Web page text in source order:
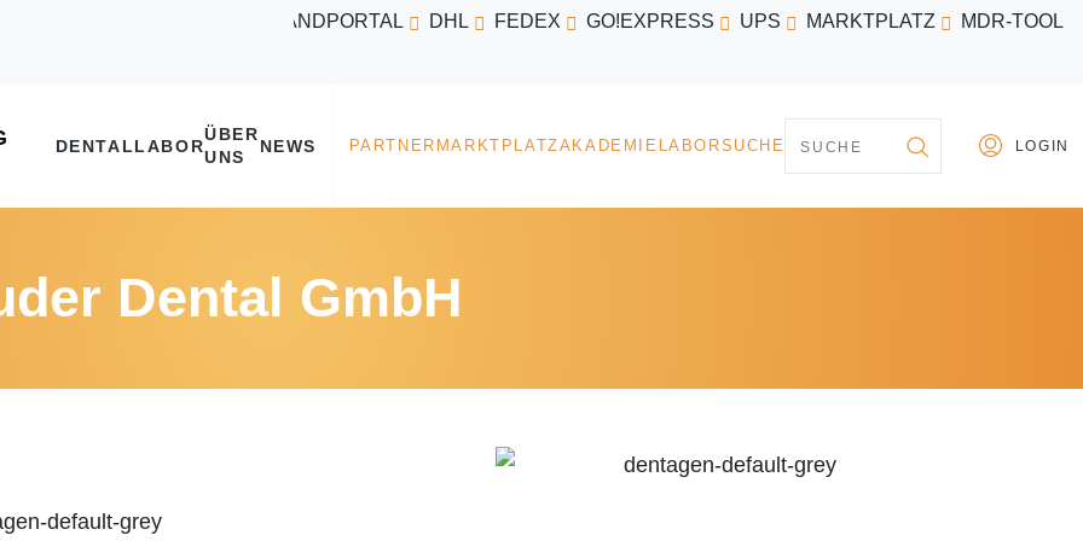
VERSANDPORTAL DHL FEDEX GO!EXPRESS UPS MARKTPLATZ MDR-TOOL
Dental GmbH